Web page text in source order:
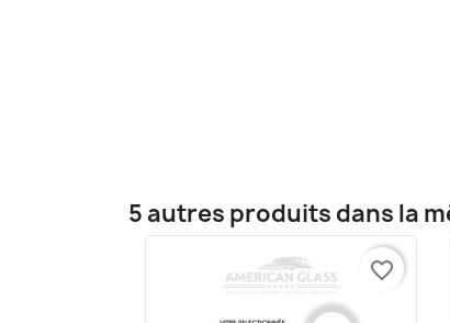
5 autres produits dans la
favorite_border